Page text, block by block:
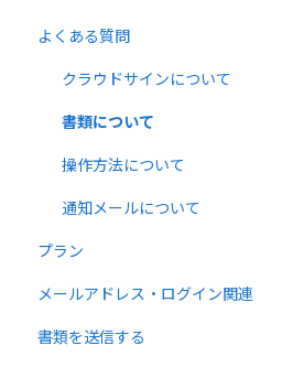
よくある質問
クラウドサインについて
書類について
操作方法について
通知メールについて
プラン
無料プラン
有料プラン
メールアドレス・ログイン関連
ログイン関連
書類を送信する